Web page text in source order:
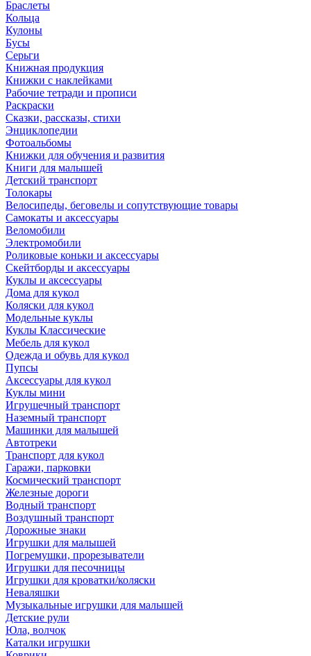
Браслеты
Кольца
Кулоны
Бусы
Серьги
Книжная продукция
Книжки с наклейками
Рабочие тетради и прописи
Раскраски
Сказки, рассказы, стихи
Энциклопедии
Фотоальбомы
Книжки для обучения и развития
Книги для малышей
Детский транспорт
Толокары
Велосипеды, беговелы и сопутствующие товары
Самокаты и аксессуары
Веломобили
Электромобили
Роликовые коньки и аксессуары
Скейтборды и аксессуары
Куклы и аксессуары
Дома для кукол
Коляски для кукол
Модельные куклы
Куклы Классические
Мебель для кукол
Одежда и обувь для кукол
Пупсы
Аксессуары для кукол
Куклы мини
Игрушечный транспорт
Наземный транспорт
Машинки для малышей
Автотреки
Транспорт для кукол
Гаражи, парковки
Космический транспорт
Железные дороги
Водный транспорт
Воздушный транспорт
Дорожные знаки
Игрушки для малышей
Погремушки, прорезыватели
Игрушки для песочницы
Игрушки для кроватки/коляски
Неваляшки
Музыкальные игрушки для малышей
Детские рули
Юла, волчок
Каталки игрушки